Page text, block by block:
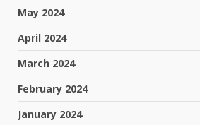
May 2024
April 2024
March 2024
February 2024
January 2024